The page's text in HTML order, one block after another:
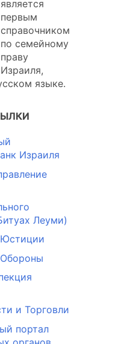
является
первым
справочником
по семейному
праву
Израиля,
языке.
Израиля
Леуми)
и Торговли
портал